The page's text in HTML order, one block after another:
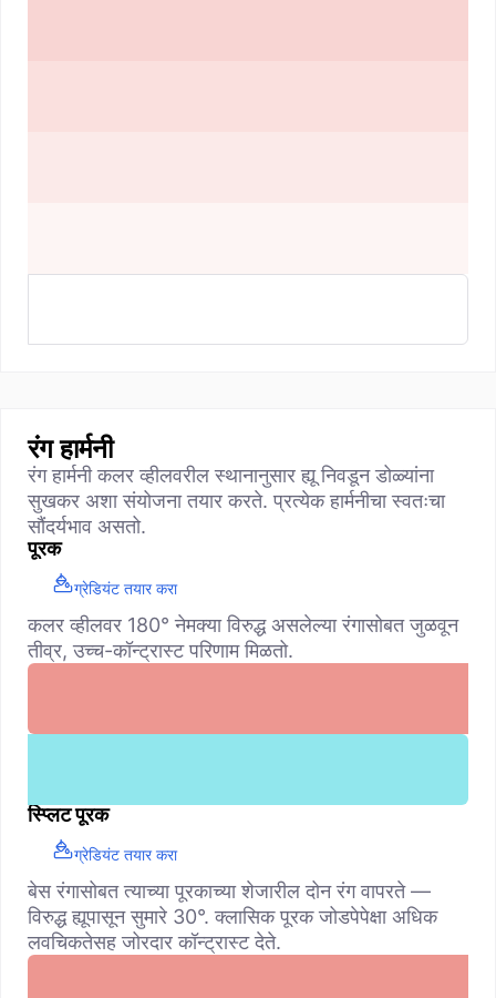
रंग हार्मनी
रंग हार्मनी कलर व्हीलवरील स्थानानुसार ह्यू निवडून डोळ्यांना
सुखकर अशा संयोजना तयार करते. प्रत्येक हार्मनीचा स्वतःचा
सौंदर्यभाव असतो.
पूरक
ग्रेडियंट तयार करा
कलर व्हीलवर 180° नेमक्या विरुद्ध असलेल्या रंगासोबत जुळवून
तीव्र, उच्च-कॉन्ट्रास्ट परिणाम मिळतो.
स्प्लिट पूरक
ग्रेडियंट तयार करा
बेस रंगासोबत त्याच्या पूरकाच्या शेजारील दोन रंग वापरते —
विरुद्ध ह्यूपासून सुमारे 30°. क्लासिक पूरक जोडपेपेक्षा अधिक
लवचिकतेसह जोरदार कॉन्ट्रास्ट देते.